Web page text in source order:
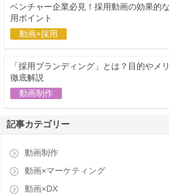
ベンチャー企業必見！採用動画の効果的
用ポイント
動画×採用
「採用ブランディング」とは？目的やメ
徹底解説
動画制作
記事カテゴリー
動画制作
動画×マーケティング
動画×DX